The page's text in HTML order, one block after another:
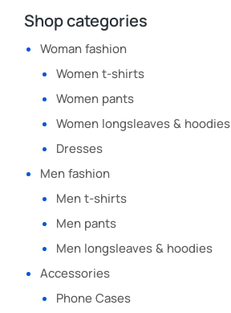
Shop categories
Woman fashion
Women t-shirts
Women pants
Women longsleaves & hoodies
Dresses
Men fashion
Men t-shirts
Men pants
Men longsleaves & hoodies
Accessories
Phone Cases